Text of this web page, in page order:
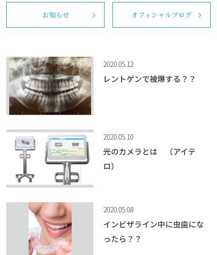
お知らせ オフィシャルブログ
2020.05.12
レントゲンで被爆する？？
2020.05.10
光のカメラとは （アイテ
ロ）
2020.05.08
インビザライン中に虫歯にな
ったら？？